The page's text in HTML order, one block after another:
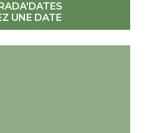
UNE DATE